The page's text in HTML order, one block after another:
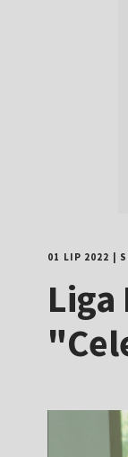
01 LIP 2022